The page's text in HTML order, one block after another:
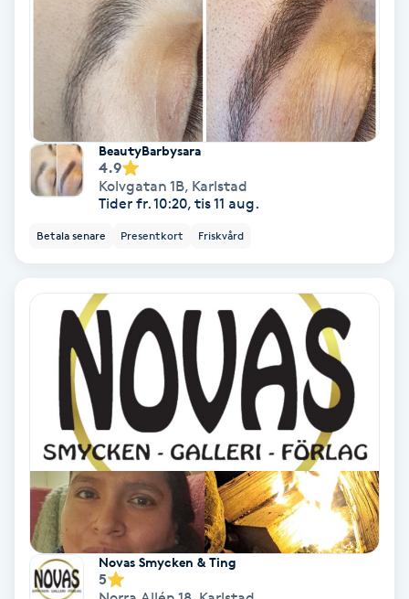
Gelenaglar
Gellack med förstärkning
Gravidyoga
Gruppträning
Gua Sha-massage
Hatha Yoga
Headspa
Healing
BeautyBarbysara
4.9
Kolvgatan 1B, Karlstad
Tider fr. 10:20, tis 11 aug.
Betala senare Presentkort Friskvård
Novas Smycken & Ting
5